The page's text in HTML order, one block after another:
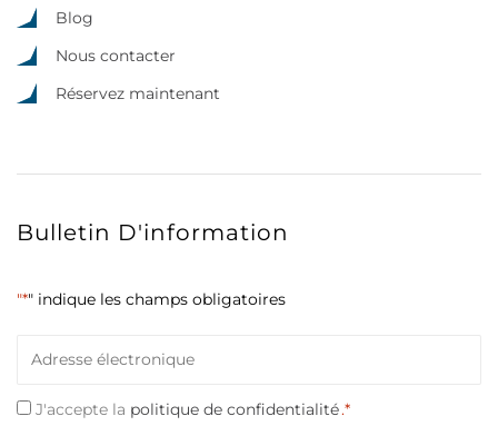
Blog
Nous contacter
Réservez maintenant
Bulletin D'information
"*" indique les champs obligatoires
Consentement
J'accepte la politique de confidentialité.*